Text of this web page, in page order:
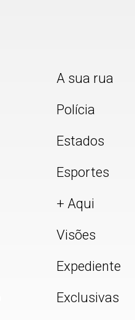
A sua rua
Polícia
Estados
Esportes
+ Aqui
Visões
Expediente
Exclusivas